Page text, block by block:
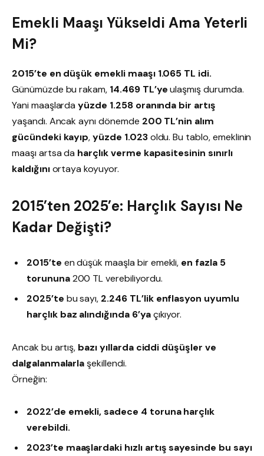
Emekli Maaşı Yükseldi Ama Yeterli
Mi?
2015’te en düşük emekli maaşı 1.065 TL idi.
Günümüzde bu rakam, 14.469 TL’yeulaşmış durumda.
Yani maaşlardayüzde 1.258 oranında bir artış
yaşandı. Ancak aynı dönemde 200 TL’nin alım
gücündeki kayıp,yüzde 1.023oldu. Bu tablo, emeklinin
maaşı artsa da harçlık verme kapasitesinin sınırlı
kaldığınıortaya koyuyor.
2015’ten 2025’e: Harçlık Sayısı Ne
Kadar Değişti?
2015’te en düşük maaşla bir emekli, en fazla 5
torununa200 TL verebiliyordu.
2025’te bu sayı, 2.246 TL’lik enflasyon uyumlu
harçlık baz alındığında 6’yaçıkıyor.
Ancak bu artış, bazı yıllarda ciddi düşüşler ve
dalgalanmalarlaşekillendi.
Örneğin:
2022’de emekli, sadece 4 toruna harçlık
verebildi.
2023’te maaşlardaki hızlı artış sayesinde bu sayı